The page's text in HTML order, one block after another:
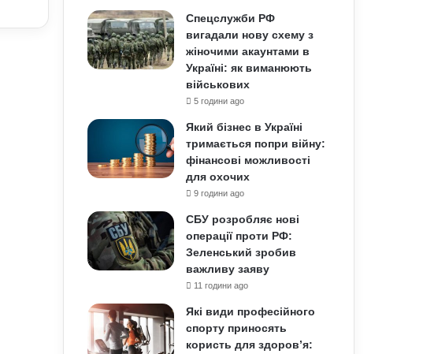
Спецслужби РФ
вигадали нову схему з
жіночими акаунтами в
Україні: як виманюють
військових
5 години ago
Який бізнес в Україні
тримається попри війну:
фінансові можливості
для охочих
9 години ago
СБУ розробляє нові
операції проти РФ:
Зеленський зробив
важливу заяву
11 години ago
Які види професійного
спорту приносять
користь для здоров’я: